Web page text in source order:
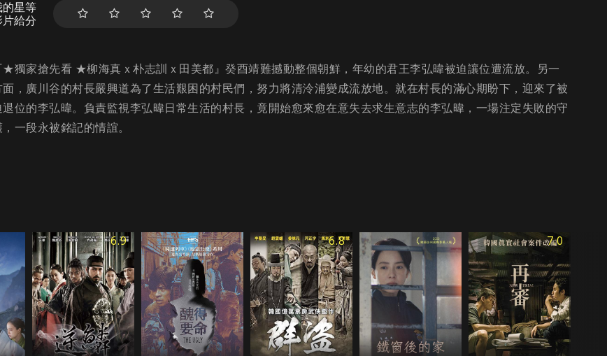
的星等
片給分
★獨家搶先看 ★柳海真ｘ朴志訓ｘ田美都』癸酉靖難撼動整個朝鮮，年幼的君王李弘暐被迫讓位遭流放。另一
面，廣川谷的村長嚴興道為了生活艱困的村民們，努力將清泠浦變成流放地。就在村長的滿心期盼下，迎來了被
退位的李弘暐。負責監視李弘暐日常生活的村長，竟開始愈來愈在意失去求生意志的李弘暐，一場注定失敗的守
，一段永被銘記的情誼。
6.9 6.8 7.0